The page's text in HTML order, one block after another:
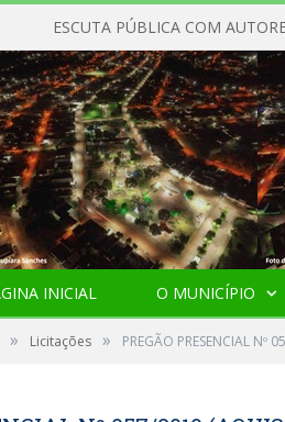
ESCUTA PÚBLICA COM
INICIAL O MUNICÍPIO
» Licitações » PREGÃO PRESENCIAL Nº